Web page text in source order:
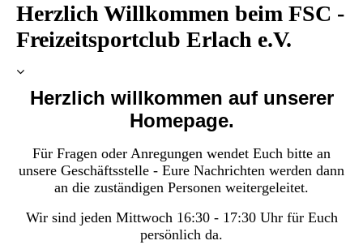
Herzlich Willkommen beim FSC -
Freizeitsportclub Erlach e.V.
Herzlich willkommen auf unserer
Homepage.
Für Fragen oder Anregungen wendet Euch bitte an
unsere Geschäftsstelle - Eure Nachrichten werden dann
an die zuständigen Personen weitergeleitet.
Wir sind jeden Mittwoch 16:30 - 17:30 Uhr für Euch
persönlich da.